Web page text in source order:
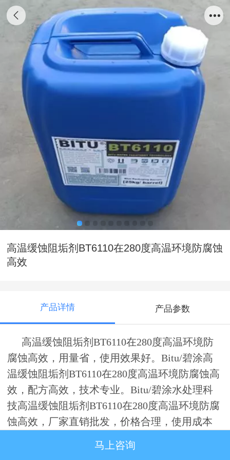
高温缓蚀阻垢剂BT6110在280度高温环境防腐蚀
高效
产品详情 产品参数
高温缓蚀阻垢剂BT6110在280度高温环境防
腐蚀高效，用量省，使用效果好。Bitu/碧涂高
温缓蚀阻垢剂BT6110在280度高温环境防腐蚀高
效，配方高效，技术专业。 Bitu/碧涂水处理科
技高温缓蚀阻垢剂BT6110在280度高温环境防腐
蚀高效，厂家直销批发，价格合理，使用成本
低。高温缓蚀阻垢剂BT6110
马上咨询